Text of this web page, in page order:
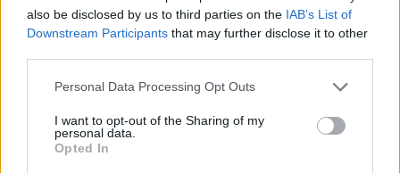
also be disclosed by us to third parties on the IAB’s List of
Downstream Participants that may further disclose it to other
Personal Data Processing Opt Outs
I want to opt-out of the Sharing of my
personal data.
Opted In
IAB Hellas: Νέα Διοικούσα Επιτροπή και νέο Διοικητικό Συμβούλιο -
Πρόεδρος ο Γαληνός Γιαγλής
την κορυφή της
αποδοτικότητας
δολάρια στην KG Mobility